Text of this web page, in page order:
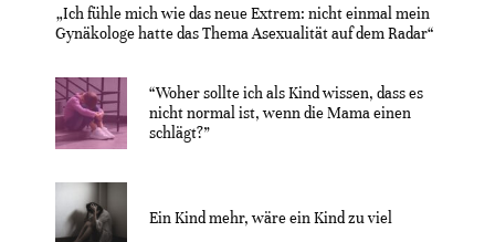
„Ich fühle mich wie das neue Extrem: nicht einmal mein
Gynäkologe hatte das Thema Asexualität auf dem Radar“
“Woher sollte ich als Kind wissen, dass es
nicht normal ist, wenn die Mama einen
schlägt?”
Ein Kind mehr, wäre ein Kind zu viel